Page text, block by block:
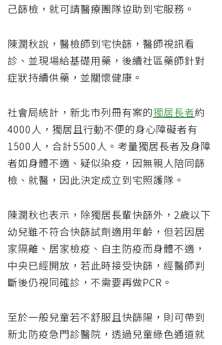
己篩檢，就可請醫療團隊協助到宅服務。
陳潤秋說，醫檢師到宅快篩，醫師視訊看
診、並現場給基礎用藥，後續社區藥師針對
症狀持續供藥，並關懷健康。
社會局統計，新北市列冊有案的獨居長者約
4000人，獨居且行動不便的身心障礙者有
1500人，合計5500人。考量獨居長者及身障
者如身體不適、疑似染疫，因無親人陪同篩
檢、就醫，因此決定成立到宅照護隊。
陳潤秋也表示，除獨居長輩快篩外，2歲以下
幼兒雖不符合快篩試劑適用年齡，但若因居
家隔離、居家檢疫、自主防疫而身體不適，
中央已經開放，若此時接受快篩，經醫師判
斷後仍視同確診，不需要再做PCR。
至於一般兒童若不舒服且快篩陽，則可帶到
新北防疫急門診醫院，透過兒童綠色通道就